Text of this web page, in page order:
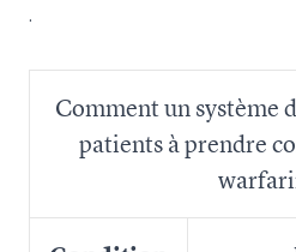
.
Comment un système
patients à prendre